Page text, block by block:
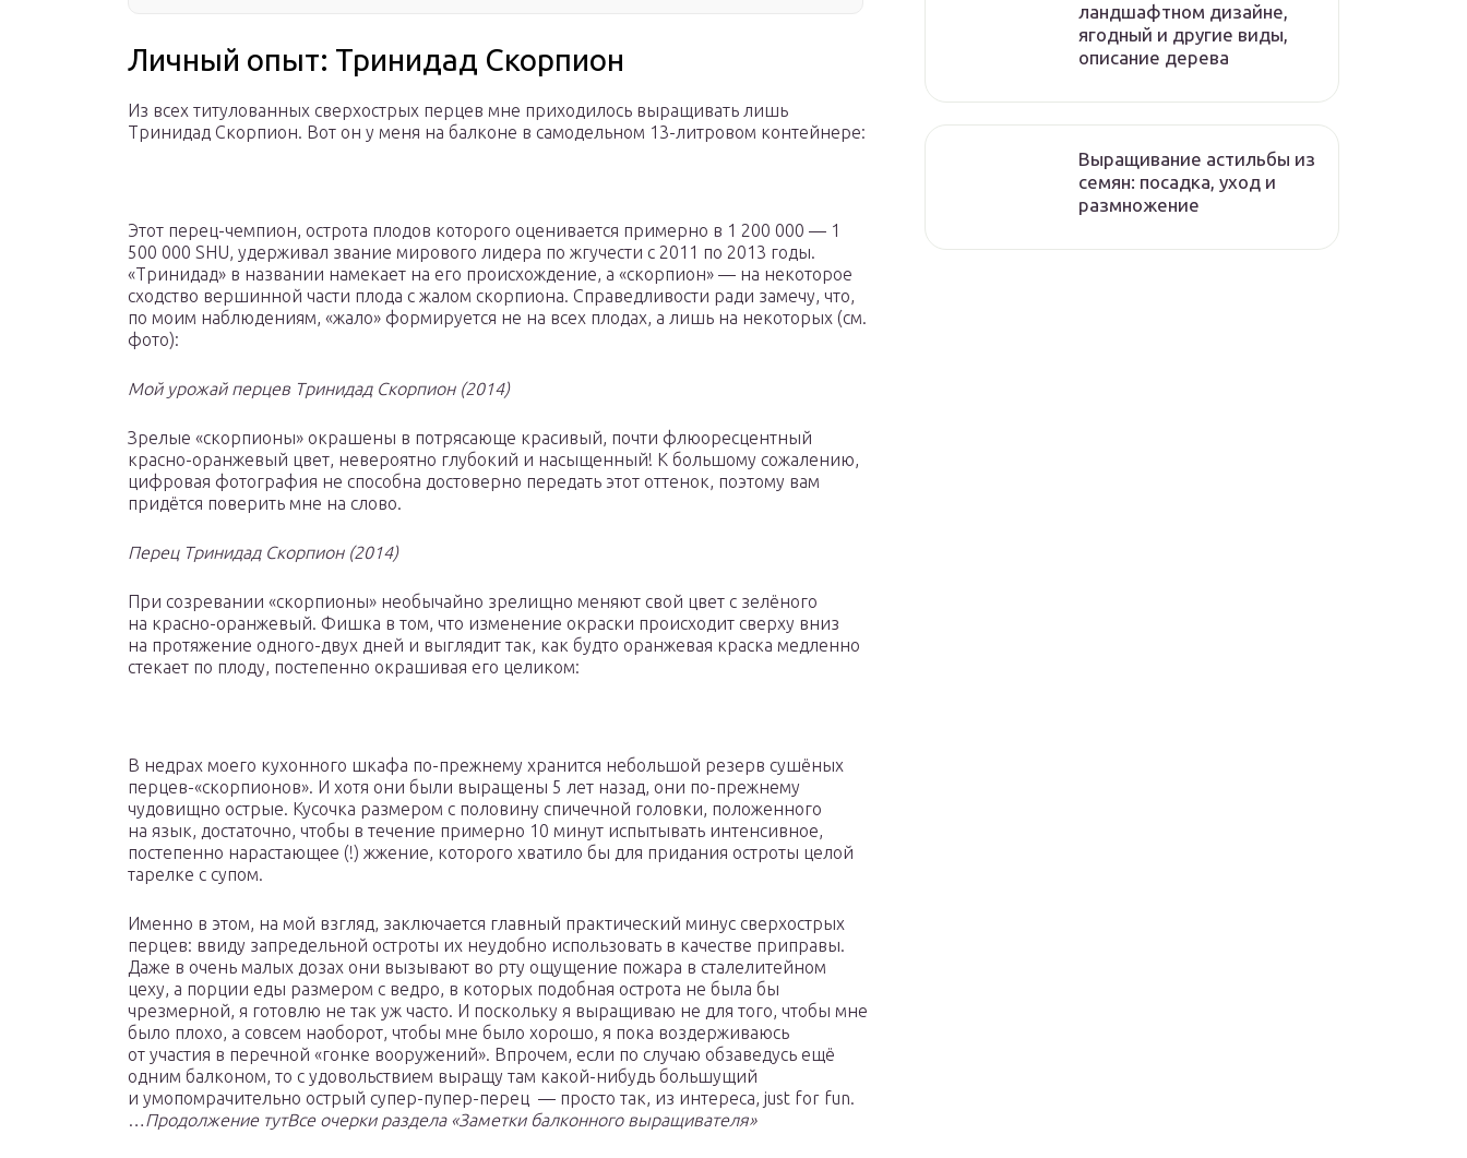
Личный опыт: Тринидад Скорпион
Из всех титулованных сверхострых перцев мне приходилось выращивать лишь
Тринидад Скорпион. Вот он у меня на балконе в самодельном 13-литровом контейнере:
Этот перец-чемпион, острота плодов которого оценивается примерно в 1 200 000 — 1
500 000 SHU, удерживал звание мирового лидера по жгучести c 2011 по 2013 годы.
«Тринидад» в названии намекает на его происхождение, а «скорпион» — на некоторое
сходство вершинной части плода с жалом скорпиона. Справедливости ради замечу, что,
по моим наблюдениям, «жало» формируется не на всех плодах, а лишь на некоторых (см.
фото):
Мой урожай перцев Тринидад Скорпион (2014)
Зрелые «скорпионы» окрашены в потрясающе красивый, почти флюоресцентный
красно-оранжевый цвет, невероятно глубокий и насыщенный! К большому сожалению,
цифровая фотография не способна достоверно передать этот оттенок, поэтому вам
придётся поверить мне на слово.
Перец Тринидад Скорпион (2014)
При созревании «скорпионы» необычайно зрелищно меняют свой цвет с зелёного
на красно-оранжевый. Фишка в том, что изменение окраски происходит сверху вниз
на протяжение одного-двух дней и выглядит так, как будто оранжевая краска медленно
стекает по плоду, постепенно окрашивая его целиком:
В недрах моего кухонного шкафа по-прежнему хранится небольшой резерв сушёных
перцев-«скорпионов». И хотя они были выращены 5 лет назад, они по-прежнему
чудовищно острые. Кусочка размером с половину спичечной головки, положенного
на язык, достаточно, чтобы в течение примерно 10 минут испытывать интенсивное,
постепенно нарастающее (!) жжение, которого хватило бы для придания остроты целой
тарелке с супом.
Именно в этом, на мой взгляд, заключается главный практический минус сверхострых
перцев: ввиду запредельной остроты их неудобно использовать в качестве приправы.
Даже в очень малых дозах они вызывают во рту ощущение пожара в сталелитейном
цеху, а порции еды размером с ведро, в которых подобная острота не была бы
чрезмерной, я готовлю не так уж часто. И поскольку я выращиваю не для того, чтобы мне
было плохо, а совсем наоборот, чтобы мне было хорошо, я пока воздерживаюсь
от участия в перечной «гонке вооружений». Впрочем, если по случаю обзаведусь ещё
одним балконом, то с удовольствием выращу там какой-нибудь большущий
и умопомрачительно острый супер-пупер-перец — просто так, из интереса, just for fun.
…Продолжение тутВсе очерки раздела «Заметки балконного выращивателя»
ландшафтном дизайне,
ягодный и другие виды,
описание дерева
Выращивание астильбы из
семян: посадка, уход и
размножение